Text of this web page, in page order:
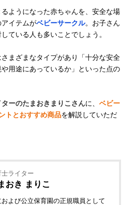
ようになった赤ちゃんを、安全な場
イテムがベビーサークル。お子さん
ている人も多いことでしょう。
まざまなタイプがあり「十分な安全
用途にあっているか」といった点の
ーのたまおきまりこさんに、 ベビー
トとおすすめ商品を解説していただ
士ライター
おき まりこ
および公立保育園の正規職員として